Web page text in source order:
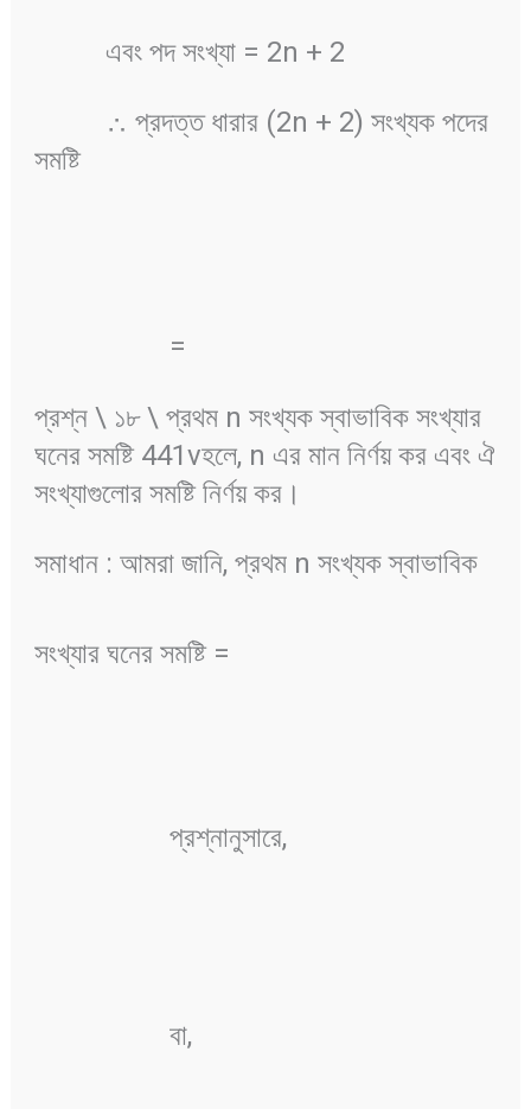
এবং পদ সংখ্যা = 2n + 2
∴ প্রদত্ত ধারার (2n + 2) সংখ্যক পদের
সমষ্টি
=
প্রশ্ন \ ১৮ \ প্রথম n সংখ্যক স্বাভাবিক সংখ্যার
ঘনের সমষ্টি 441vহলে, n এর মান নির্ণয় কর এবং ঐ
সংখ্যাগুলোর সমষ্টি নির্ণয় কর।
সমাধান : আমরা জানি, প্রথম n সংখ্যক স্বাভাবিক
সংখ্যার ঘনের সমষ্টি =
প্রশ্নানুসারে,
বা,